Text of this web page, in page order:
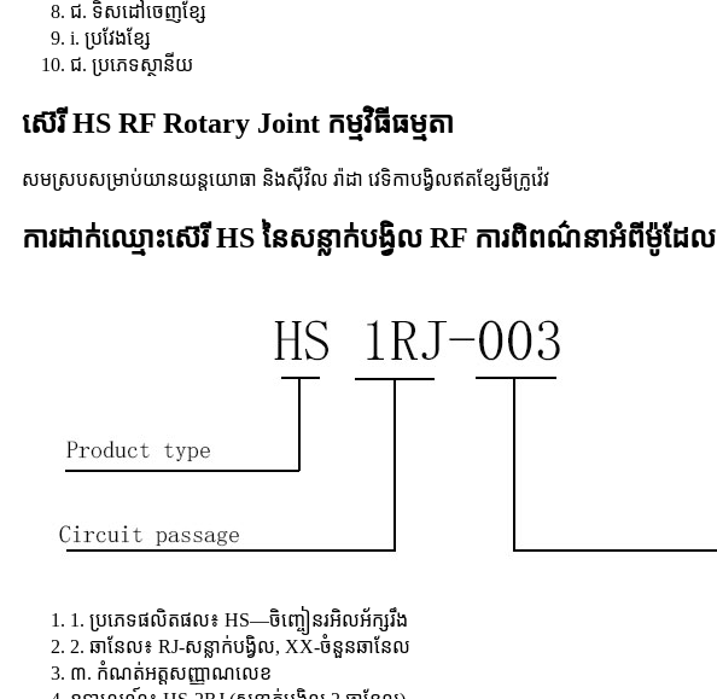
ជ. ទិសដៅចេញខ្សែ
i. ប្រវែងខ្សែ
ជ. ប្រភេទស្ថានីយ
ស៊េរី HS RF Rotary Joint កម្មវិធីធម្មតា
សមស្របសម្រាប់យានយន្តយោធា និងស៊ីវិល រ៉ាដា វេទិកាបង្វិលឥតខ្សែមីក្រូវ៉េវ
ការដាក់ឈ្មោះស៊េរី HS នៃសន្លាក់បង្វិល RF ការពិពណ៌នាអំពីម៉ូដែល
1. ប្រភេទផលិតផល៖ HS—ចិញ្ចៀនរអិលអ័ក្សរឹង
2. ឆានែល៖ RJ-សន្លាក់បង្វិល, XX-ចំនួនឆានែល
៣. កំណត់អត្តសញ្ញាណលេខ